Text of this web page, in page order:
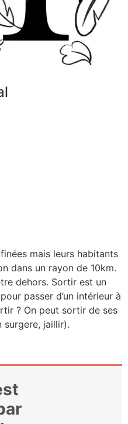
mais leurs habi­tants
dans un rayon de 10km.
dehors. Sor­tir est un
pas­ser d’un inté­rieur à
? On peut sor­tir de ses
jaillir).